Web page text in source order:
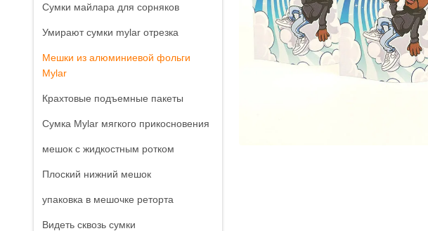
Сумки майлара для сорняков
Умирают сумки mylar отрезка
Мешки из алюминиевой фольги
Mylar
Крахтовые подъемные пакеты
Сумка Mylar мягкого прикосновения
мешок с жидкостным ротком
Плоский нижний мешок
упаковка в мешочке реторта
Видеть сквозь сумки